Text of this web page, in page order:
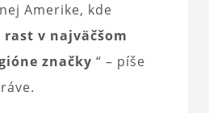
Amerike, kde
v najväčšom
značky “ – píše